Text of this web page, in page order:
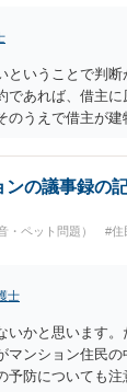
ということで判
であれば、借主
のうえで借主が
して土地を明渡
屋に立て替えた
単純に費用を捻
わけでもないよう
ることが明確な案
方が平屋の解体
はいかがでしょ
ンの議事録の
・ペット問題） #住
士
いかと思います
マンション住民
予防についても